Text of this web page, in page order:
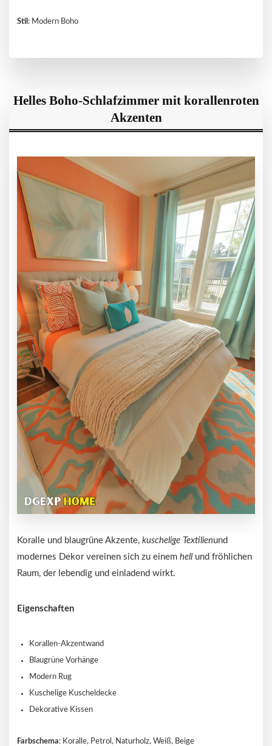
Stil : Modern Boho
Helles Boho-Schlafzimmer mit korallenroten
Akzenten
Koralle und blaugrüne Akzente,kuschelige Textilienund
modernes Dekor vereinen sich zu einemhell und fröhlichen
Raum, der lebendig und einladend wirkt.
Eigenschaften
Korallen-Akzentwand
Blaugrüne Vorhänge
Modern Rug
Kuschelige Kuscheldecke
Dekorative Kissen
Farbschema: Koralle, Petrol, Naturholz, Weiß, Beige